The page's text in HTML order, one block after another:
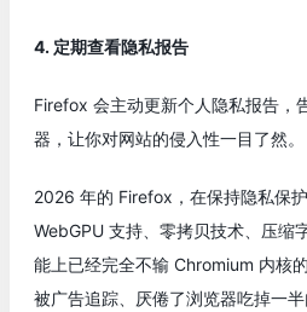
4. 定期查看隐私报告
Firefox 会主动更新个人隐私报告，
器，让你对网站的侵入性一目了然。
2026 年的 Firefox，在保持隐私保
WebGPU 支持、零拷贝技术、压缩
能上已经完全不输 Chromium 内核
被广告追踪、厌倦了浏览器吃掉一